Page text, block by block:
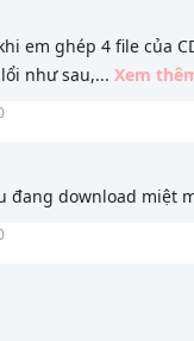
em ghép 4 file của
như sau,... Xem
đang download miệt